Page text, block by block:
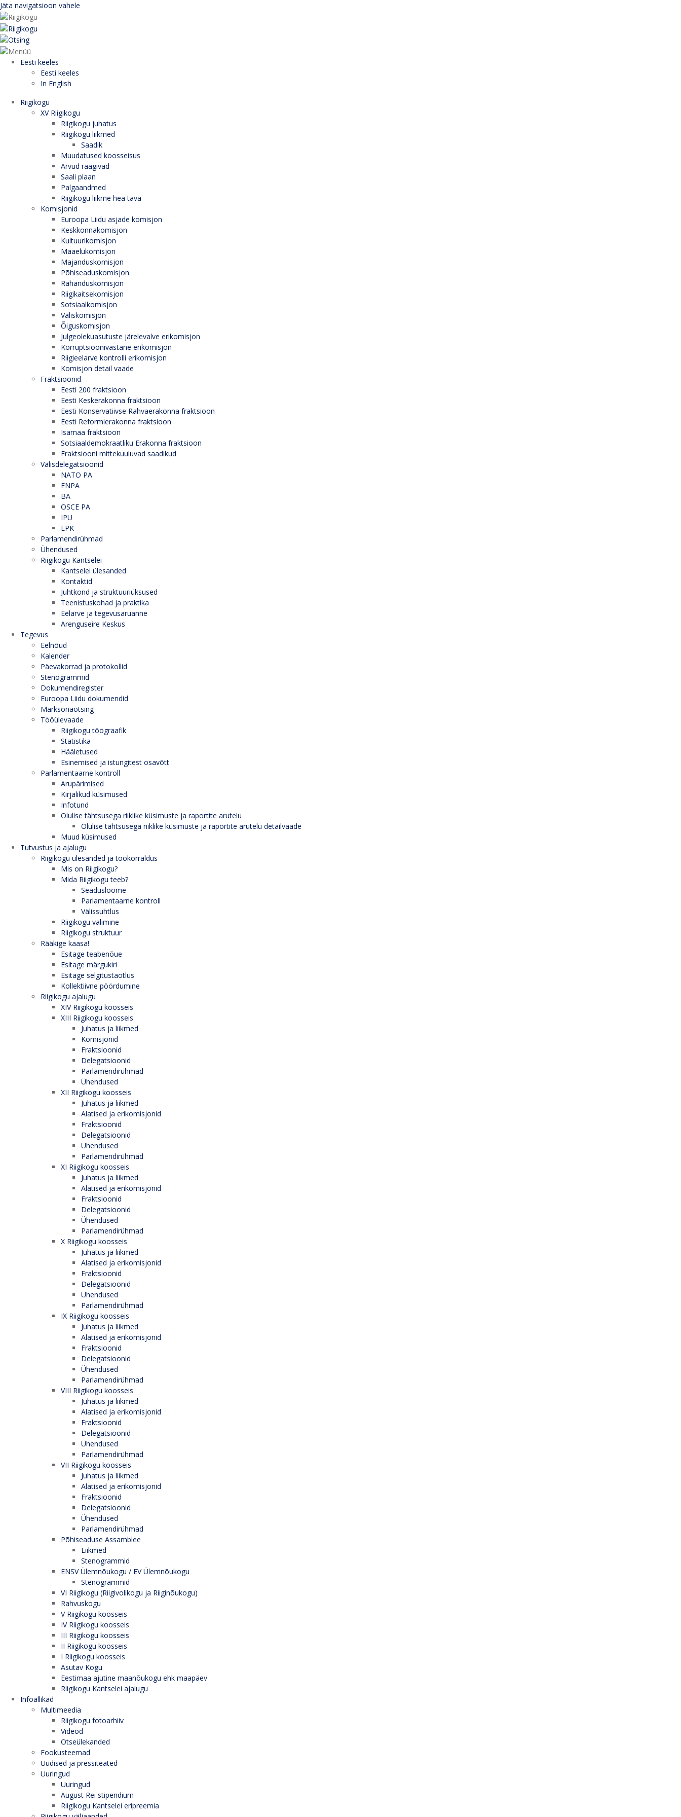
Jäta navigatsioon vahele
Eesti keeles
Eesti keeles
In English
Riigikogu
XV Riigikogu
Riigikogu juhatus
Riigikogu liikmed
Saadik
Muudatused koosseisus
Arvud räägivad
Saali plaan
Palgaandmed
Riigikogu liikme hea tava
Komisjonid
Euroopa Liidu asjade komisjon
Keskkonnakomisjon
Kultuurikomisjon
Maaelukomisjon
Majanduskomisjon
Põhiseaduskomisjon
Rahanduskomisjon
Riigikaitsekomisjon
Sotsiaalkomisjon
Väliskomisjon
Õiguskomisjon
Julgeolekuasutuste järelevalve erikomisjon
Korruptsioonivastane erikomisjon
Riigieelarve kontrolli erikomisjon
Komisjon detail vaade
Fraktsioonid
Eesti 200 fraktsioon
Eesti Keskerakonna fraktsioon
Eesti Konservatiivse Rahvaerakonna fraktsioon
Eesti Reformierakonna fraktsioon
Isamaa fraktsioon
Sotsiaaldemokraatliku Erakonna fraktsioon
Fraktsiooni mittekuuluvad saadikud
Välisdelegatsioonid
NATO PA
ENPA
BA
OSCE PA
IPU
EPK
Parlamendirühmad
Ühendused
Riigikogu Kantselei
Kantselei ülesanded
Kontaktid
Juhtkond ja struktuuriüksused
Teenistuskohad ja praktika
Eelarve ja tegevusaruanne
Arenguseire Keskus
Tegevus
Eelnõud
Kalender
Päevakorrad ja protokollid
Stenogrammid
Dokumendiregister
Euroopa Liidu dokumendid
Märksõnaotsing
Tööülevaade
Riigikogu töögraafik
Statistika
Hääletused
Esinemised ja istungitest osavõtt
Parlamentaarne kontroll
Arupärimised
Kirjalikud küsimused
Infotund
Olulise tähtsusega riiklike küsimuste ja raportite arutelu
Olulise tähtsusega riiklike küsimuste ja raportite arutelu detailvaade
Muud küsimused
Tutvustus ja ajalugu
Riigikogu ülesanded ja töökorraldus
Mis on Riigikogu?
Mida Riigikogu teeb?
Seadusloome
Parlamentaarne kontroll
Välissuhtlus
Riigikogu valimine
Riigikogu struktuur
Rääkige kaasa!
Esitage teabenõue
Esitage märgukiri
Esitage selgitustaotlus
Kollektiivne pöördumine
Riigikogu ajalugu
XIV Riigikogu koosseis
XIII Riigikogu koosseis
Juhatus ja liikmed
Komisjonid
Fraktsioonid
Delegatsioonid
Parlamendirühmad
Ühendused
XII Riigikogu koosseis
Juhatus ja liikmed
Alatised ja erikomisjonid
Fraktsioonid
Delegatsioonid
Ühendused
Parlamendirühmad
XI Riigikogu koosseis
Juhatus ja liikmed
Alatised ja erikomisjonid
Fraktsioonid
Delegatsioonid
Ühendused
Parlamendirühmad
X Riigikogu koosseis
Juhatus ja liikmed
Alatised ja erikomisjonid
Fraktsioonid
Delegatsioonid
Ühendused
Parlamendirühmad
IX Riigikogu koosseis
Juhatus ja liikmed
Alatised ja erikomisjonid
Fraktsioonid
Delegatsioonid
Ühendused
Parlamendirühmad
VIII Riigikogu koosseis
Juhatus ja liikmed
Alatised ja erikomisjonid
Fraktsioonid
Delegatsioonid
Ühendused
Parlamendirühmad
VII Riigikogu koosseis
Juhatus ja liikmed
Alatised ja erikomisjonid
Fraktsioonid
Delegatsioonid
Ühendused
Parlamendirühmad
Põhiseaduse Assamblee
Liikmed
Stenogrammid
ENSV Ülemnõukogu / EV Ülemnõukogu
Stenogrammid
VI Riigikogu (Riigivolikogu ja Riiginõukogu)
Rahvuskogu
V Riigikogu koosseis
IV Riigikogu koosseis
III Riigikogu koosseis
II Riigikogu koosseis
I Riigikogu koosseis
Asutav Kogu
Eestimaa ajutine maanõukogu ehk maapäev
Riigikogu Kantselei ajalugu
Infoallikad
Multimeedia
Riigikogu fotoarhiiv
Videod
Otseülekanded
Fookusteemad
Uudised ja pressiteated
Uuringud
Uuringud
August Rei stipendium
Riigikogu Kantselei eripreemia